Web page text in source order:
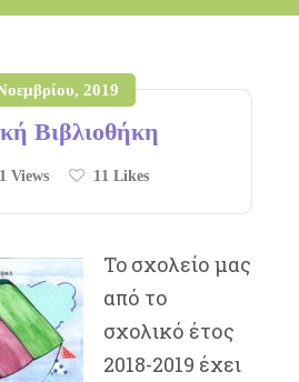
2019
Βιβλιοθήκη
Views 11 Likes
To σχολείο μας
από το
σχολικό έτος
2018-2019 έχει